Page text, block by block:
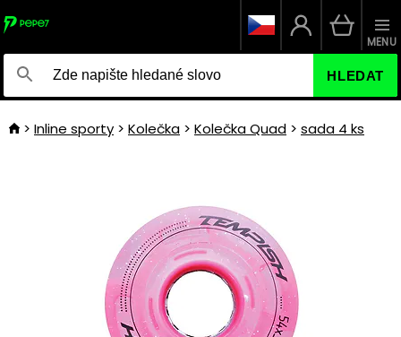
HLEDAT
MENU
Inline sporty Kolečka Kolečka Quad sada 4 ks